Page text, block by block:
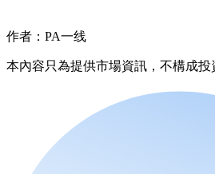
作者：PA一线
本內容只為提供市場資訊，不構成投